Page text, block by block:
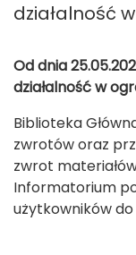
działalność
Od dnia
działalność w
Biblioteka
zwrotów oraz
zwrot
Informatorium
użytkowników do